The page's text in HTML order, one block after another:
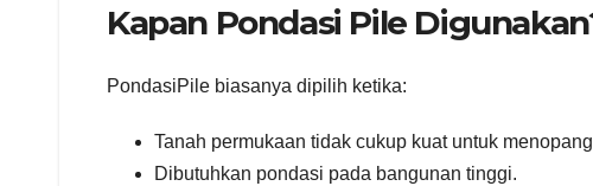
Kapan Pondasi Pile
PondasiPile biasanya dipilih ketika:
Tanah permukaan tidak cukup kuat untuk
Dibutuhkan pondasi pada bangunan tinggi.